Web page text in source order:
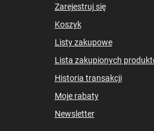
Zarejestruj się
Koszyk
Listy zakupowe
Lista zakupionych
Historia transakcji
Moje rabaty
Newsletter